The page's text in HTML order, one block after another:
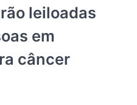
leiloadas
em
câncer